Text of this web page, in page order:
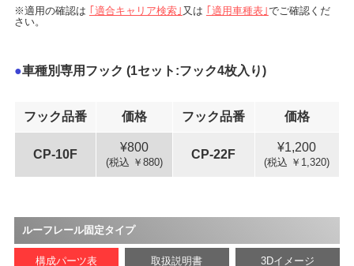
適用の確認は ｢適合キャリア検索｣ 又は ｢適用車種表｣でご確認くだ
さい。
車種別専用フック (1セット:フック4枚入り)
フック品番 価格 フック品番 価格
CP-10F
800
(税込 ￥880)
CP-22F
1,200
(税込 ￥1,320)
ルーフレール固定タイプ
構成パーツ表 取扱説明書 3Dイメージ